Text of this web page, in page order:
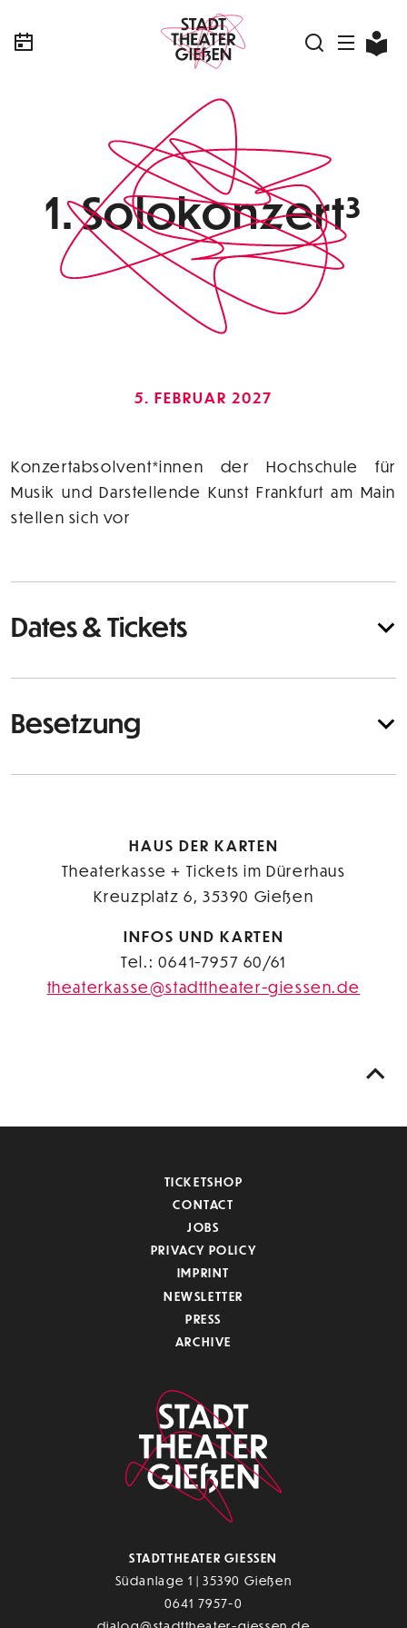
1. Solokonzert³
5. FEBRUAR 2027
Konzertabsolvent*innen der Hochschule für
Musik und Darstellende Kunst Frankfurt am Main
stellen sich vor
Dates & Tickets
Besetzung
HAUS DER KARTEN
Theaterkasse + Tickets im Dürerhaus
Kreuzplatz 6, 35390 Gießen
INFOS UND KARTEN
Tel.: 0641-7957 60/61
theaterkasse@stadttheater-giessen.de
TICKETSHOP
CONTACT
JOBS
PRIVACY POLICY
IMPRINT
NEWSLETTER
PRESS
ARCHIVE
STADTTHEATER GIESSEN
Südanlage 1 | 35390 Gießen
0641 7957-0